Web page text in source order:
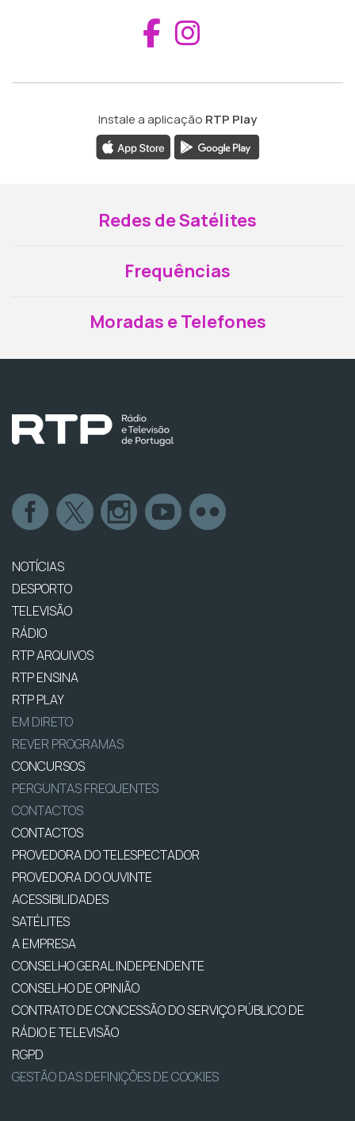
Aceder ao
Instale a aplicação RTP Play
Redes de Satélites
Frequências
Moradas e Telefones
NOTÍCIAS
DESPORTO
TELEVISÃO
RÁDIO
RTP ARQUIVOS
RTP ENSINA
RTP PLAY
EM DIRETO
REVER PROGRAMAS
CONCURSOS
PERGUNTAS FREQUENTES
CONTACTOS
CONTACTOS
PROVEDORA DO TELESPECTADOR
PROVEDORA DO OUVINTE
ACESSIBILIDADES
SATÉLITES
A EMPRESA
CONSELHO GERAL INDEPENDENTE
CONSELHO DE OPINIÃO
CONTRATO DE CONCESSÃO DO SERVIÇO PÚBLICO DE
RÁDIO E TELEVISÃO
RGPD
GESTÃO DAS DEFINIÇÕES DE COOKIES